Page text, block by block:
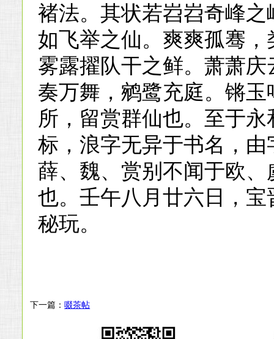
褚法。其状若岧岧奇峰
如飞举之仙。爽爽孤骞
雾露擢队干之鲜。萧萧
奏万舞，鹓鹭充庭。锵
所，留赏群仙也。至于
标，浪字无异于书名，
薛、魏、赏别不闻于欧
也。壬午八月廿六日，
秘玩。
下一篇：啜茶帖